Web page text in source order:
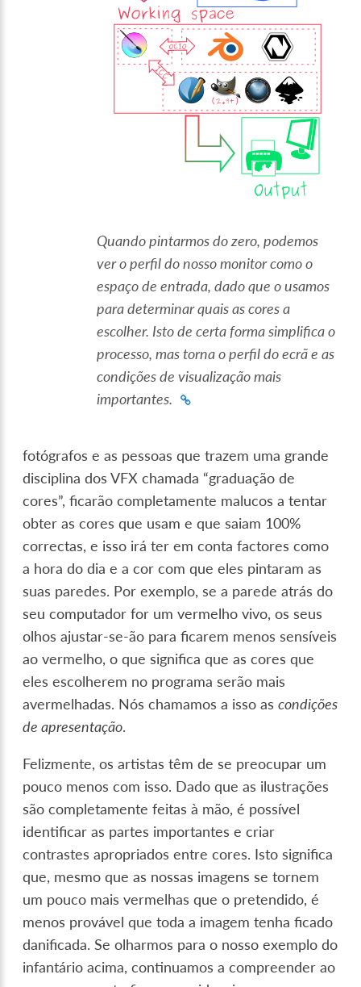
Quando pintarmos do zero, podemos
ver o perfil do nosso monitor como o
espaço de entrada, dado que o usamos
para determinar quais as cores a
escolher. Isto de certa forma simplifica o
processo, mas torna o perfil do ecrã e as
condições de visualização mais
importantes.
fotógrafos e as pessoas que trazem uma grande
disciplina dos VFX chamada “graduação de
cores”, ficarão completamente malucos a tentar
obter as cores que usam e que saiam 100%
correctas, e isso irá ter em conta factores como
a hora do dia e a cor com que eles pintaram as
suas paredes. Por exemplo, se a parede atrás do
seu computador for um vermelho vivo, os seus
olhos ajustar-se-ão para ficarem menos sensíveis
ao vermelho, o que significa que as cores que
eles escolherem no programa serão mais
avermelhadas. Nós chamamos a isso ascondições
de apresentação.
Felizmente, os artistas têm de se preocupar um
pouco menos com isso. Dado que as ilustrações
são completamente feitas à mão, é possível
identificar as partes importantes e criar
contrastes apropriados entre cores. Isto significa
que, mesmo que as nossas imagens se tornem
um pouco mais vermelhas que o pretendido, é
menos provável que toda a imagem tenha ficado
danificada. Se olharmos para o nosso exemplo do
infantário acima, continuamos a compreender ao